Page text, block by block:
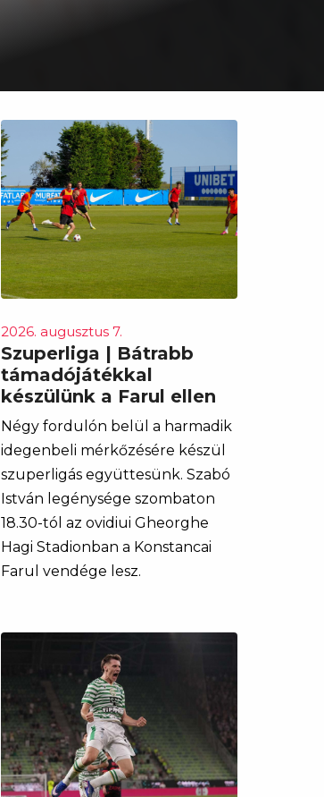
2026. augusztus 7.
Szuperliga | Bátrabb
támadójátékkal
készülünk a Farul ellen
Négy fordulón belül a harmadik
idegenbeli mérkőzésére készül
szuperligás együttesünk. Szabó
István legénysége szombaton
18.30-tól az ovidiui Gheorghe
Hagi Stadionban a Konstancai
Farul vendége lesz.